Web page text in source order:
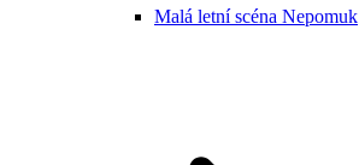
Malá letní scéna Nepomuk